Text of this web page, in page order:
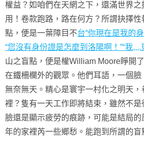
權益？如咱們在天網之下，還滿世界
用！卷款跑路，路在何方？所謂抉擇
點，便是一葉障目不台“你現在是我的
“您沒有身份證是怎麼到洛陽啊！”“我
山之盲點，便是權William Moore睜開
在鐵柵欄外的觀眾。他們耳語，一個臉
無奈無天。精心是寰宇一村化之明天，
裡？隻有一天工作即將結束，雖然不
臉還是顯示疲勞的痕跡，可能是結局
年的家裡芮一些鄉愁。能跑到所謂的盲